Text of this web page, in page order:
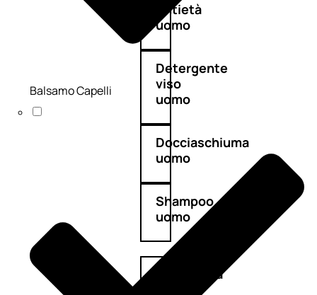
Antietà
uomo
Detergente
viso
uomo
Docciaschiuma
uomo
Shampoo
uomo
Dopobarba
Balsamo Capelli